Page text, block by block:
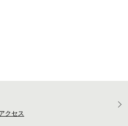
クセス